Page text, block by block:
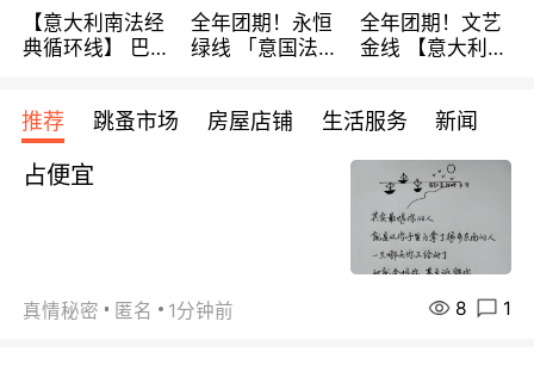
【意大利南法经
典循环线】 巴黎
宾馆 108欧/天起
全程756欧/位
全年团期！永恒
绿线 「意国法
欧/天起 ~包拼房
全年团期！文艺
金线 【意大利一
每周铁发！
推荐 跳蚤市场 房屋店铺 生活服务 新闻
占便宜
真情秘密 匿名 1分钟前 8 1